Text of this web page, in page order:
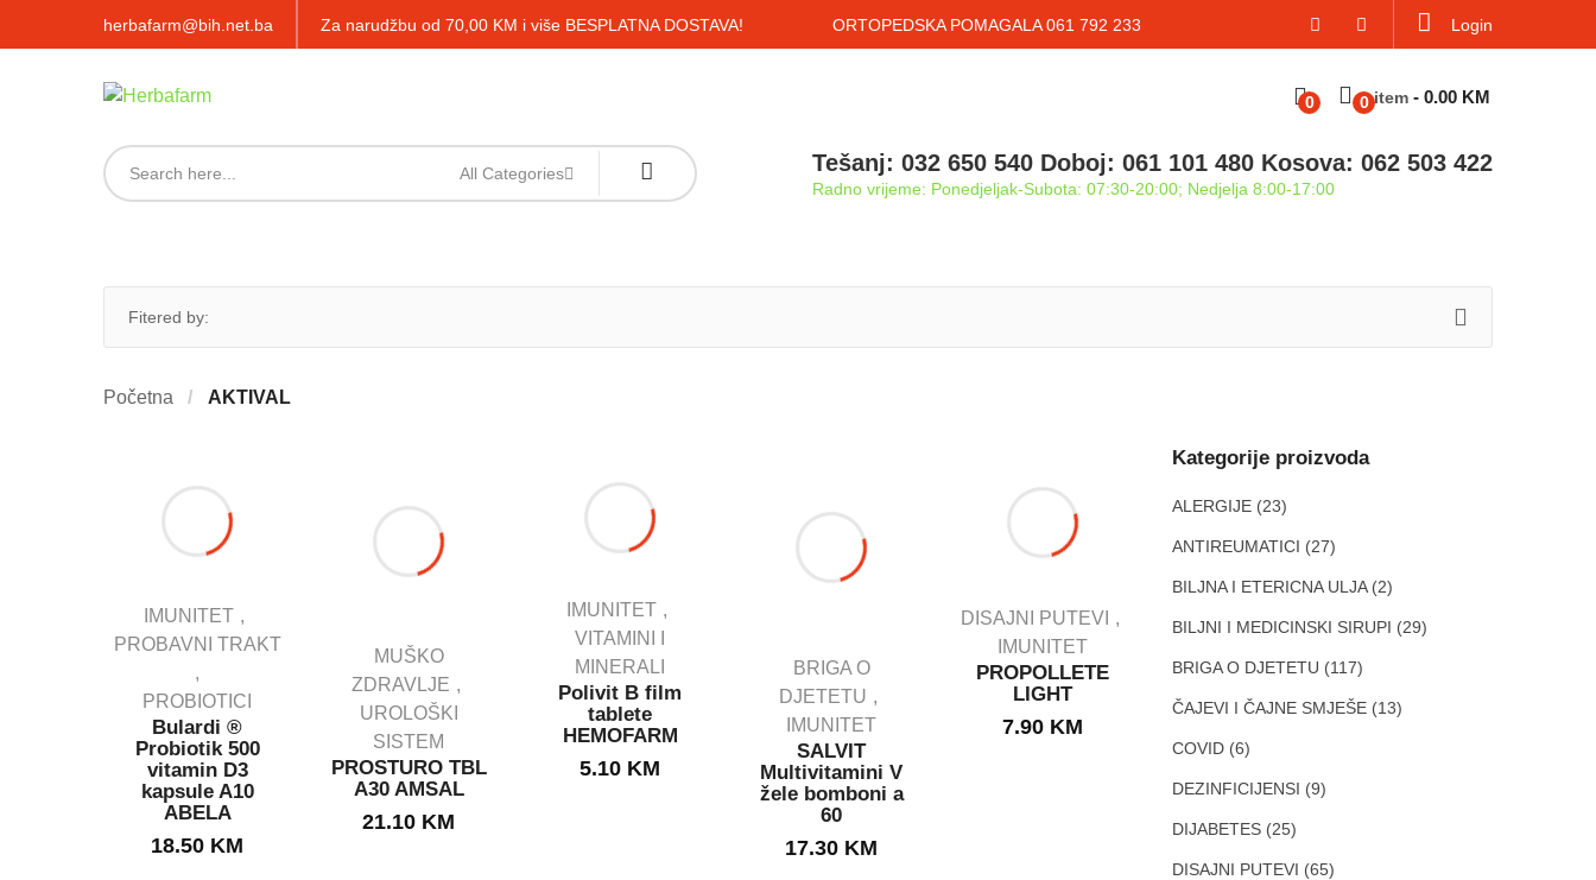
herbafarm@bih.net.ba Za narudžbu od 70,00 KM i više BESPLATNA DOSTAVA! ORTOPEDSKA POMAGALA 061 792 233 Login
0 0 Item - 0.00 KM
All Categories Tešanj: 032 650 540 Doboj: 061 101 480 Kosova: 062 503 422
Radno vrijeme: Ponedjeljak-Subota: 07:30-20:00; Nedjelja 8:00-17:00
Fitered by:
Početna AKTIVAL
IMUNITET
PROBAVNI TRAKT
PROBIOTICI
Bulardi ®
Probiotik 500
vitamin D3
kapsule A10
ABELA
18.50 KM
MUŠKO
ZDRAVLJE
UROLOŠKI
SISTEM
PROSTURO TBL
A30 AMSAL
21.10 KM
IMUNITET
VITAMINI I
MINERALI
Polivit B film
tablete
HEMOFARM
5.10 KM
BRIGA O
DJETETU
IMUNITET
SALVIT
Multivitamini V
žele bomboni a
60
17.30 KM
DISAJNI PUTEVI
IMUNITET
PROPOLLETE
LIGHT
7.90 KM
DEZINFICIJENSI
granule
OPĆU
300g
8.30 KM
Kategorije proizvoda
ALERGIJE (23)
ANTIREUMATICI (27)
BILJNA I ETERICNA ULJA (2)
BILJNI I MEDICINSKI SIRUPI (29)
BRIGA O DJETETU (117)
ČAJEVI I ČAJNE SMJEŠE (13)
COVID (6)
DEZINFICIJENSI (9)
DIJABETES (25)
DISAJNI PUTEVI (65)